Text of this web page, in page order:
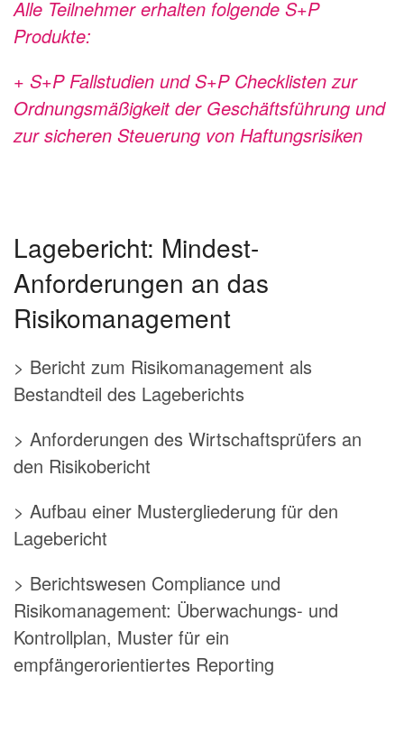
Alle Teilnehmer erhalten folgende S+P
Produkte:
+ S+P Fallstudien und S+P Checklisten zur
Ordnungsmäßigkeit der Geschäftsführung und
zur sicheren Steuerung von Haftungsrisiken
Lagebericht: Mindest-
Anforderungen an das
Risikomanagement
> Bericht zum Risikomanagement als
Bestandteil des Lageberichts
> Anforderungen des Wirtschaftsprüfers an
den Risikobericht
> Aufbau einer Mustergliederung für den
Lagebericht
> Berichtswesen Compliance und
Risikomanagement: Überwachungs- und
Kontrollplan, Muster für ein
empfängerorientiertes Reporting